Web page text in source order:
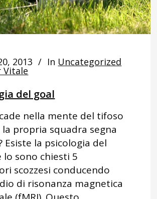
2013 In Uncategorized
Vitale
del goal
nella mente del tifoso
propria squadra segna
Esiste la psicologia del
lo sono chiesti 5
scozzesi conducendo
di risonanza magnetica